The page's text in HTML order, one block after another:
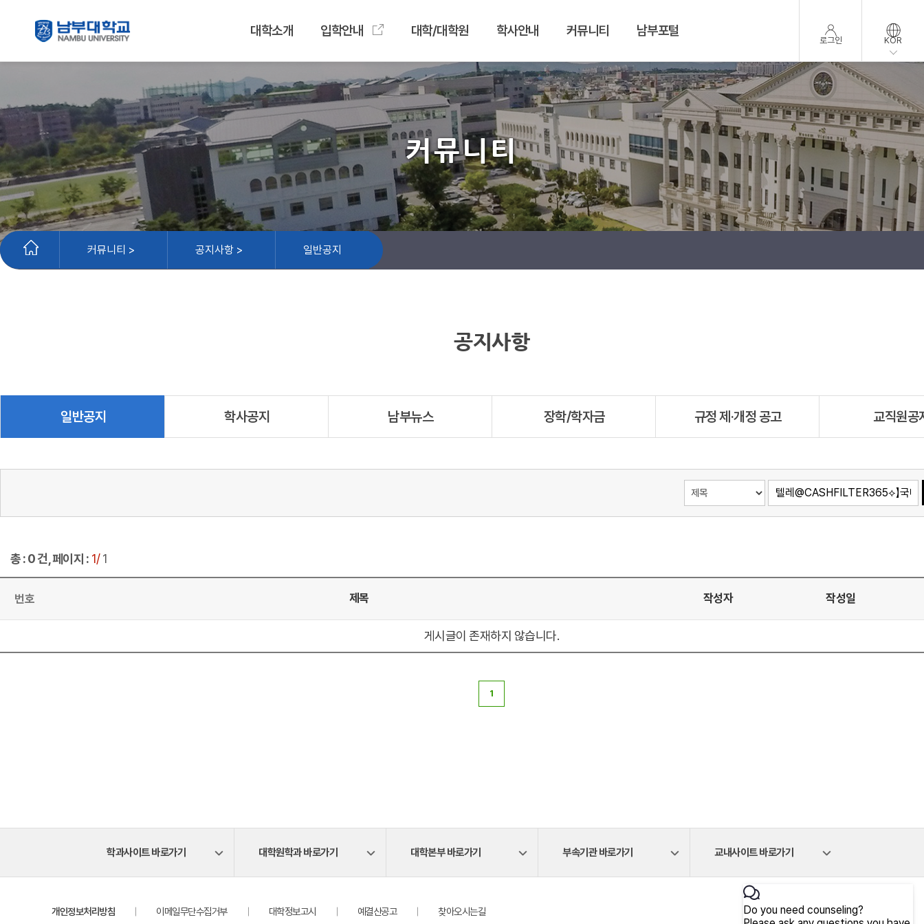
대학소개 입학안내 대학/대학원 학사안내 커뮤니티 남부포털
로그인 KOR
커뮤니티
커뮤니티 > 공지사항 > 일반공지
공지사항
일반공지 학사공지 남부뉴스 장학/학자금 규정 제·개정 공고 교직원공
총 : 0 건, 페이지 : 1/ 1
번호 제목 작성자 작성일
게시글이 존재하지 않습니다.
1
학과사이트 바로가기 대학원학과 바로가기 대학본부 바로가기 부속기관 바로가기 교내사이트 바로가기
개인정보처리방침 이메일무단수집거부 대학정보고시 예결산공고 찾아오시는길